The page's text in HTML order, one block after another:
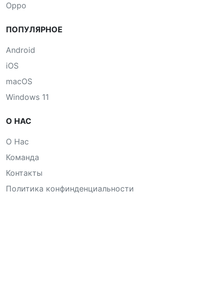
Oppo
ПОПУЛЯРНОЕ
Android
iOS
macOS
Windows 11
О НАС
О Нас
Команда
Контакты
Политика конфинденциальности